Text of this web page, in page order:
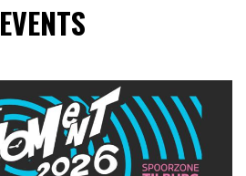
EVENTS